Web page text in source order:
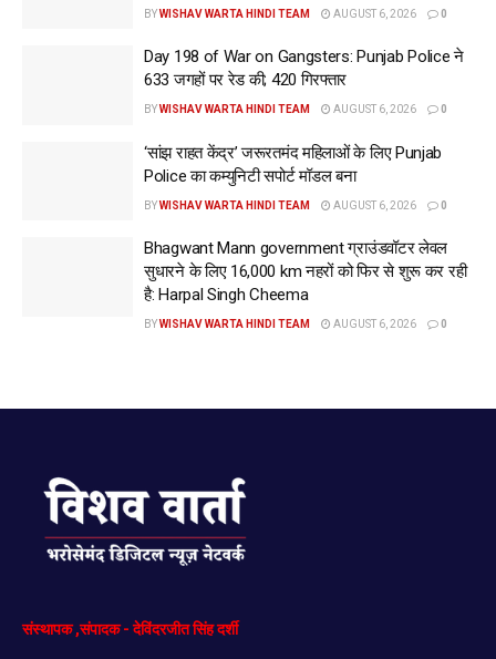
केंद्रीय संपर्क बिंदु के रूप में काम करेंगे।
आयुक्त ने कहा कि निवासियों को प्रत्येक नियंत्रण कक्ष के लिए समर्पित
आपातकालीन संपर्क नंबर प्रदान किए जाएंगे। इन नंबरों को सार्वजनिक
घोषणाओं और सोशल मीडिया के माध्यम से व्यापक रूप से प्रसारित किया
chandigarh for gears Mc monsoon
www.wishavwarta.in
BYWISHAV WARTA HINDI TEAM AUGUST 6, 2026 0
Day 198 of War on Gangsters: Punjab Police ने
633 जगहों पर रेड की; 420 गिरफ्तार
BYWISHAV WARTA HINDI TEAM AUGUST 6, 2026 0
‘सांझ राहत केंद्र’ जरूरतमंद महिलाओं के लिए Punjab
Police का कम्युनिटी सपोर्ट मॉडल बना
BYWISHAV WARTA HINDI TEAM AUGUST 6, 2026 0
Bhagwant Mann government ग्राउंडवॉटर लेवल
सुधारने के लिए 16,000 km नहरों को फिर से शुरू कर रही
है: Harpal Singh Cheema
BYWISHAV WARTA HINDI TEAM AUGUST 6, 2026 0
संस्थापक,संपादक-देविंदरजीतसिंहदर्शी